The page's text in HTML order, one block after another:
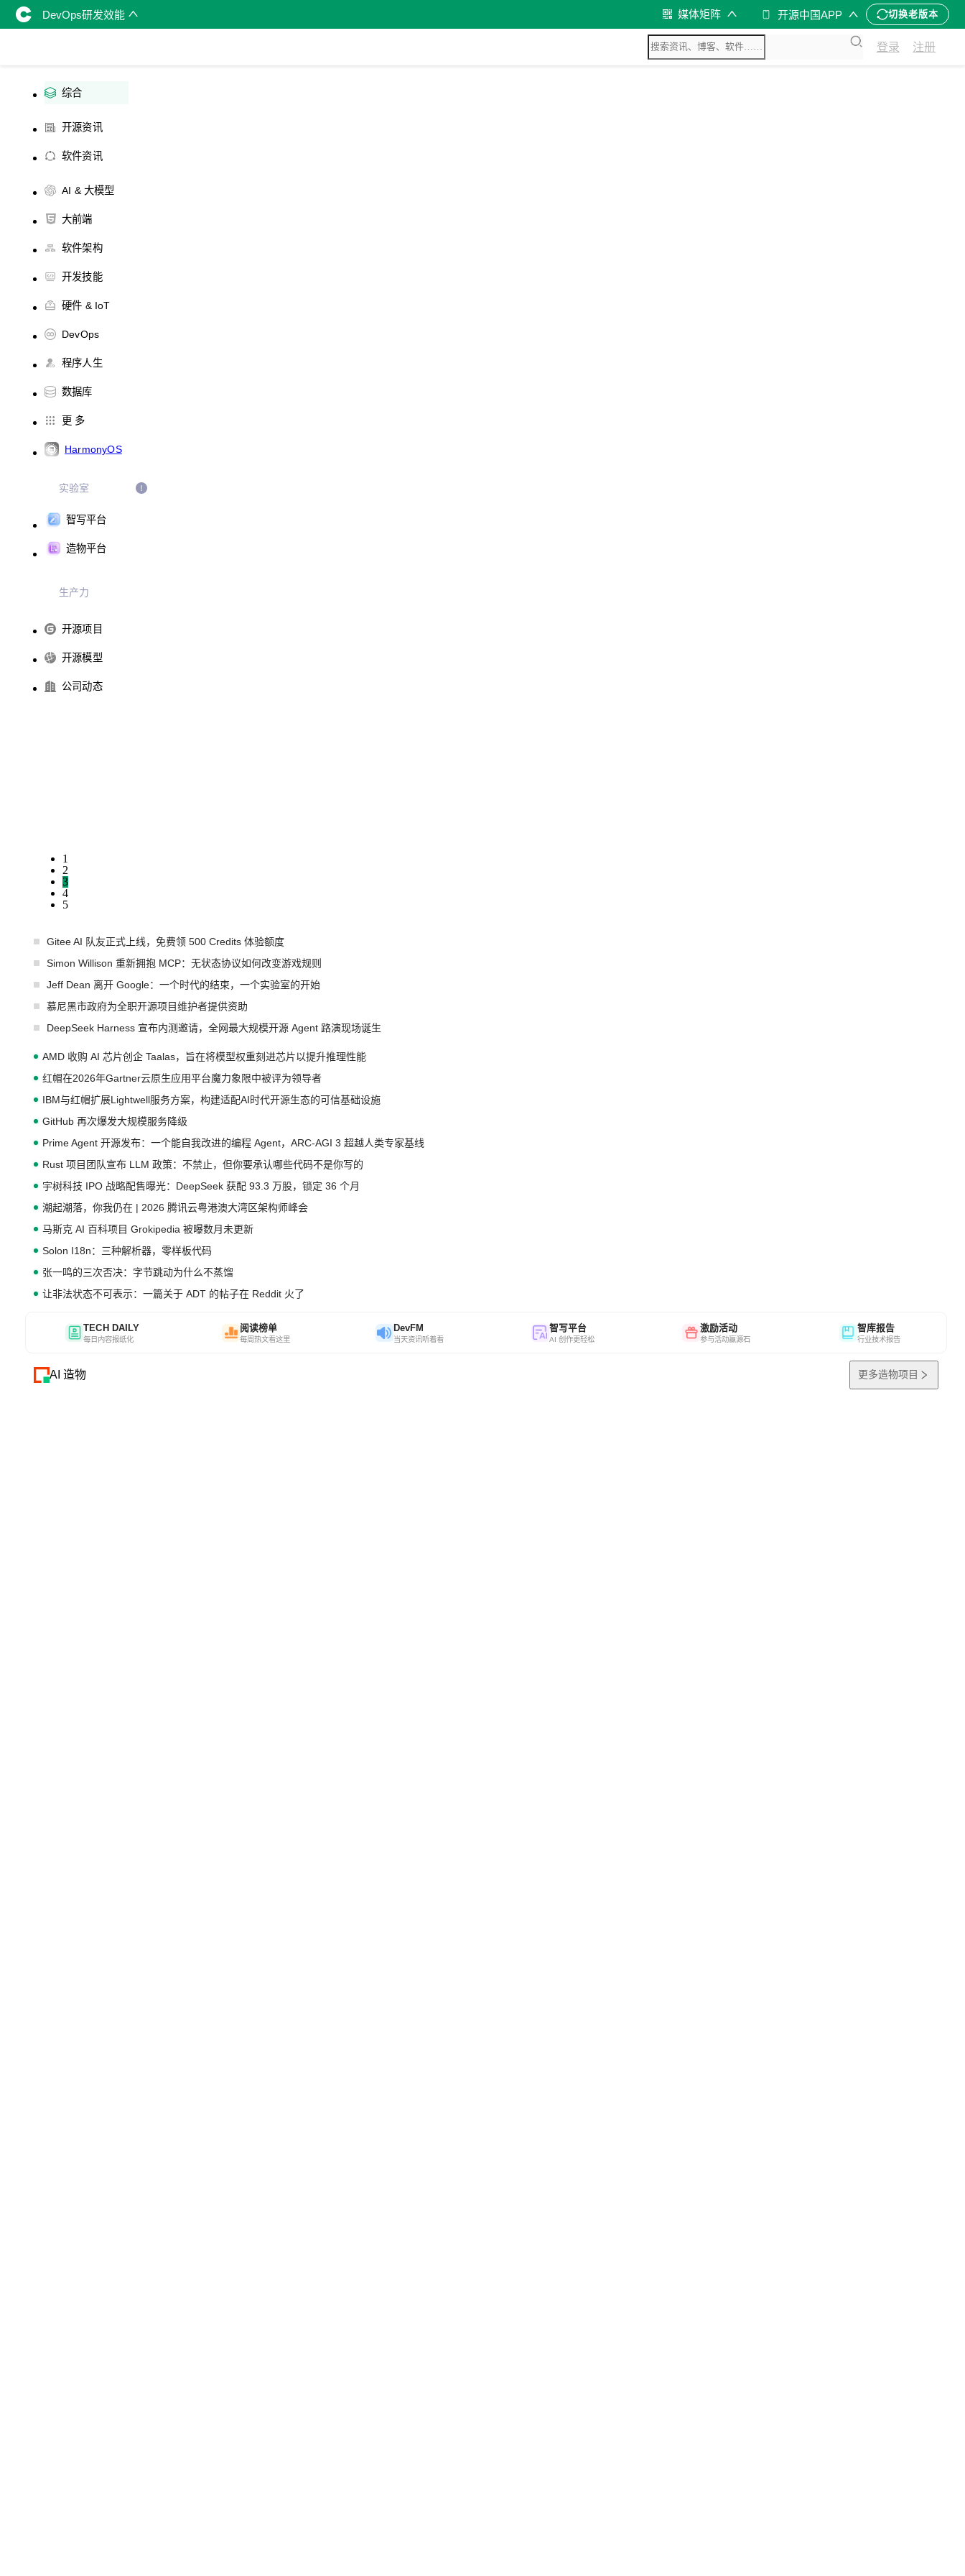
DevOps研发效能 媒体矩阵 开源中国APP 切换老版本
登录 注册
综合
开源资讯
软件资讯
AI & 大模型
大前端
软件架构
开发技能
硬件 & IoT
DevOps
程序人生
数据库
更 多
HarmonyOS
实验室
智写平台
造物平台
生产力
开源项目
开源模型
公司动态
1
2
3
4
5
Gitee AI 队友正式上线，免费领 500 Credits 体验额度
Simon Willison 重新拥抱 MCP：无状态协议如何改变游戏规则
Jeff Dean 离开 Google：一个时代的结束，一个实验室的开始
慕尼黑市政府为全职开源项目维护者提供资助
DeepSeek Harness 宣布内测邀请，全网最大规模开源 Agent 路演现场诞生
AMD 收购 AI 芯片创企 Taalas，旨在将模型权重刻进芯片以提升推理性能
红帽在2026年Gartner云原生应用平台魔力象限中被评为领导者
IBM与红帽扩展Lightwell服务方案，构建适配AI时代开源生态的可信基础设施
GitHub 再次爆发大规模服务降级
Prime Agent 开源发布：一个能自我改进的编程 Agent，ARC-AGI 3 超越人类专家基线
Rust 项目团队宣布 LLM 政策：不禁止，但你要承认哪些代码不是你写的
宇树科技 IPO 战略配售曝光：DeepSeek 获配 93.3 万股，锁定 36 个月
潮起潮落，你我仍在 | 2026 腾讯云粤港澳大湾区架构师峰会
马斯克 AI 百科项目 Grokipedia 被曝数月未更新
Solon I18n：三种解析器，零样板代码
张一鸣的三次否决：字节跳动为什么不蒸馏
让非法状态不可表示：一篇关于 ADT 的帖子在 Reddit 火了
TECH DAILY
每日内容报纸化
阅读榜单
每周热文看这里
DevFM
当天资讯听着看
智写平台
AI 创作更轻松
激励活动
参与活动赢源石
智库报告
行业技术报告
AI 造物 更多造物项目